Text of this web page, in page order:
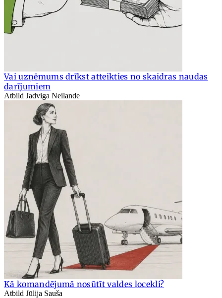
Vai uzņēmums drīkst atteikties no skaidras naudas
darījumiem
Atbild Jadviga Neilande
Kā komandējumā nosūtīt valdes locekli?
Atbild Jūlija Sauša